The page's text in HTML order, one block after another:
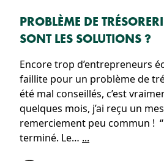
PROBLÈME DE
SONT LES SOLUTIONS ?
Encore trop d’entrepreneurs
faillite pour un problème de
été mal conseillés, c’est
quelques mois, j’ai reçu un
remerciement peu commun ! “
terminé. Le… ...